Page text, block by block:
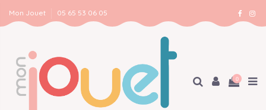
Mon Jouet 05 65 53 06 05
0